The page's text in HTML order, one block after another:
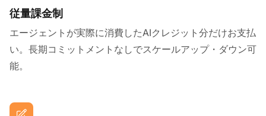
従量課金制
エージェントが実際に消費したAIクレジット分だけお支払
い。長期コミットメントなしでスケールアップ・ダウン可
能。